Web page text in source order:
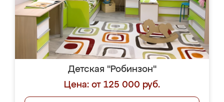
Детская "Робинзон"
Цена: от 125 000 руб.